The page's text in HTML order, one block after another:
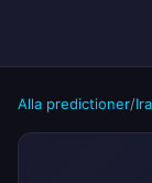
Alla predictioner/